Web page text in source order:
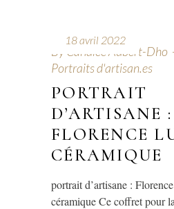
18 avril 2022
By Candice Aubert-Dho
Portraits d'artisan.es
PORTRAIT
D’ARTISANE :
FLORENCE
CÉRAMIQUE
portrait d’artisane :
céramique Ce coffret pour